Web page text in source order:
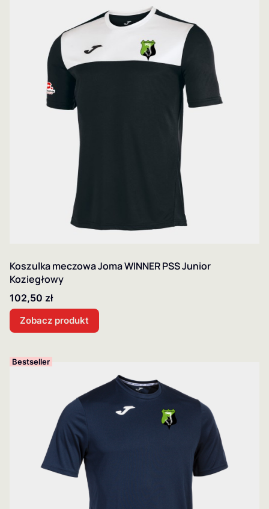
Koszulka meczowa Joma WINNER PSS Junior
Koziegłowy
Cena
102,50 zł
Zobacz produkt
Bestseller